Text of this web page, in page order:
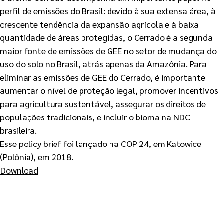
perfil de emissões do Brasil: devido à sua extensa área, à
crescente tendência da expansão agrícola e à baixa
quantidade de áreas protegidas, o Cerrado é a segunda
maior fonte de emissões de GEE no setor de mudança do
uso do solo no Brasil, atrás apenas da Amazônia. Para
eliminar as emissões de GEE do Cerrado, é importante
aumentar o nível de proteção legal, promover incentivos
para agricultura sustentável, assegurar os direitos de
populações tradicionais, e incluir o bioma na NDC
brasileira.
Esse policy brief foi lançado na COP 24, em Katowice
(Polônia), em 2018.
Download